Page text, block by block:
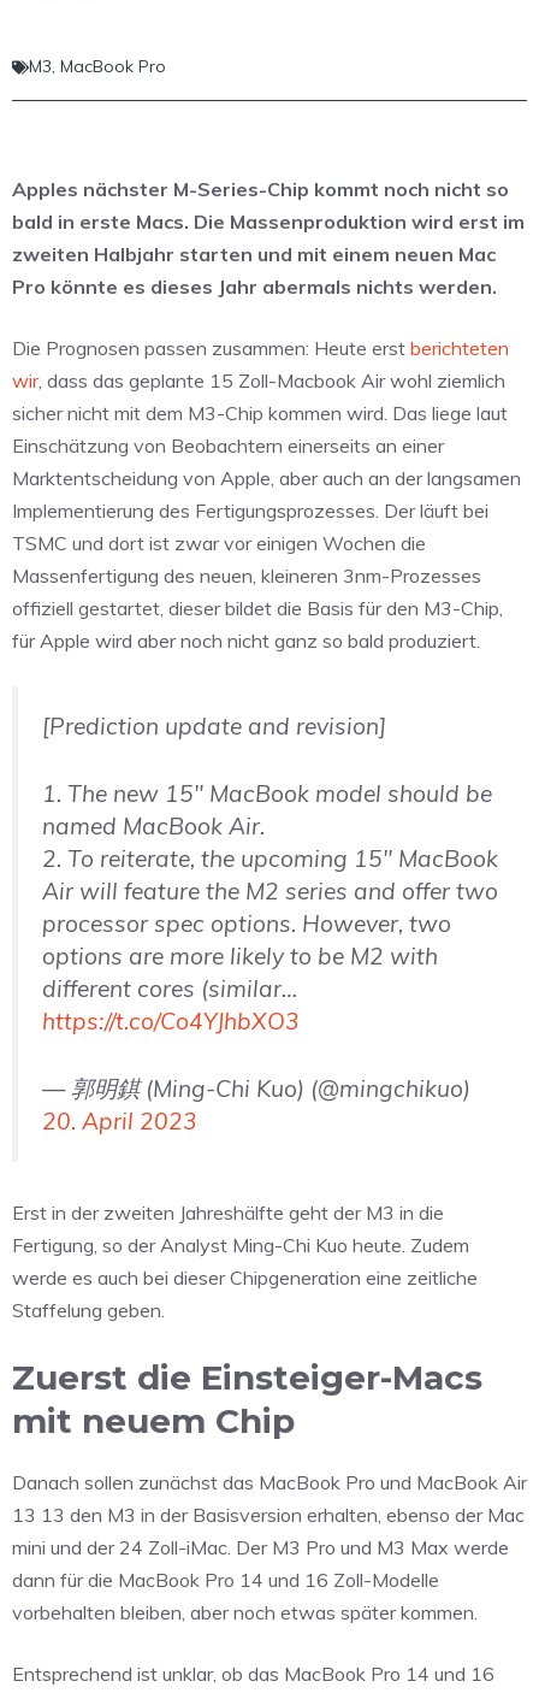
M3, MacBook Pro
Apples nächster M-Series-Chip kommt noch nicht so
bald in erste Macs. Die Massenproduktion wird erst im
zweiten Halbjahr starten und mit einem neuen Mac
Pro könnte es dieses Jahr abermals nichts werden.
Die Prognosen passen zusammen: Heute erst berichteten
wir, dass das geplante 15 Zoll-Macbook Air wohl ziemlich
sicher nicht mit dem M3-Chip kommen wird. Das liege laut
Einschätzung von Beobachtern einerseits an einer
Marktentscheidung von Apple, aber auch an der langsamen
Implementierung des Fertigungsprozesses. Der läuft bei
TSMC und dort ist zwar vor einigen Wochen die
Massenfertigung des neuen, kleineren 3nm-Prozesses
offiziell gestartet, dieser bildet die Basis für den M3-Chip,
für Apple wird aber noch nicht ganz so bald produziert.
[Prediction update and revision]
1. The new 15″ MacBook model should be
named MacBook Air.
2. To reiterate, the upcoming 15″ MacBook
Air will feature the M2 series and offer two
processor spec options. However, two
options are more likely to be M2 with
different cores (similar…
https://t.co/Co4YJhbXO3
— 郭明錤 (Ming-Chi Kuo) (@mingchikuo)
20. April 2023
Erst in der zweiten Jahreshälfte geht der M3 in die
Fertigung, so der Analyst Ming-Chi Kuo heute. Zudem
werde es auch bei dieser Chipgeneration eine zeitliche
Staffelung geben.
Zuerst die Einsteiger-Macs
mit neuem Chip
Danach sollen zunächst das MacBook Pro und MacBook Air
13 13 den M3 in der Basisversion erhalten, ebenso der Mac
mini und der 24 Zoll-iMac. Der M3 Pro und M3 Max werde
dann für die MacBook Pro 14 und 16 Zoll-Modelle
vorbehalten bleiben, aber noch etwas später kommen.
Entsprechend ist unklar, ob das MacBook Pro 14 und 16